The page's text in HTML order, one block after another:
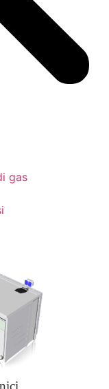
gas